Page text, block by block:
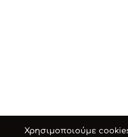
Χρησιμοποιούμε